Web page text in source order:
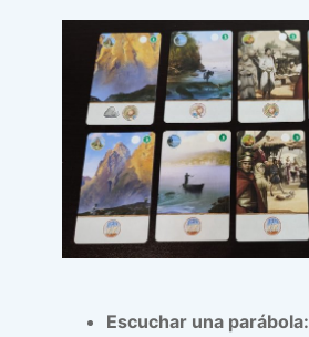
Escuchar una parábola: